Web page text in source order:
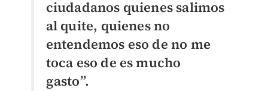
ciudadanos quienes salimos
al quite, quienes no
entendemos eso de no me
toca eso de es mucho
gasto”.